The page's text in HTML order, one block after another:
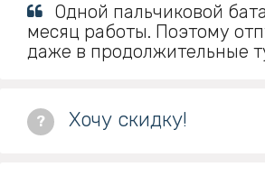
Одной пальчиковой
месяц работы. Поэтому
даже в продолжительные
? Хочу скидку!